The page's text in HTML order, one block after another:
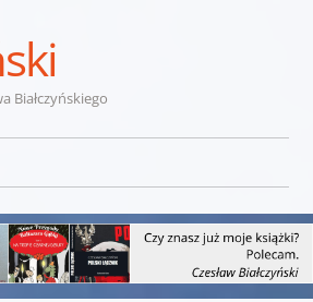
Białczyńskiego